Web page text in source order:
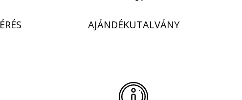
AJÁNDÉKUTALVÁNY